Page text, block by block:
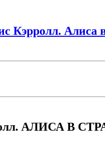
Кэрролл. Алиса в
АЛИСА В